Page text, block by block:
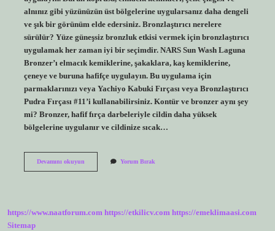
alnınız gibi yüzünüzün üst bölgelerine uygularsanız daha dengeli
ve şık bir görünüm elde edersiniz. Bronzlaştırıcı nerelere
sürülür? Yüze güneşsiz bronzluk etkisi vermek için bronzlaştırıcı
uygulamak her zaman iyi bir seçimdir. NARS Sun Wash Laguna
Bronzer’ı elmacık kemiklerine, şakaklara, kaş kemiklerine,
çeneye ve buruna hafifçe uygulayın. Bu uygulama için
parmaklarınızı veya Yachiyo Kabuki Fırçası veya Bronzlaştırıcı
Pudra Fırçası #11’i kullanabilirsiniz. Kontür ve bronzer aynı şey
mi? Bronzer, hafif fırça darbeleriyle cildin daha yüksek
bölgelerine uygulanır ve cildinize sıcak…
Devamını okuyunBronzer
Yorum Bırak
https://www.naatforum.com https://etkilicv.com https://emeklimaasi.com
Sitemap